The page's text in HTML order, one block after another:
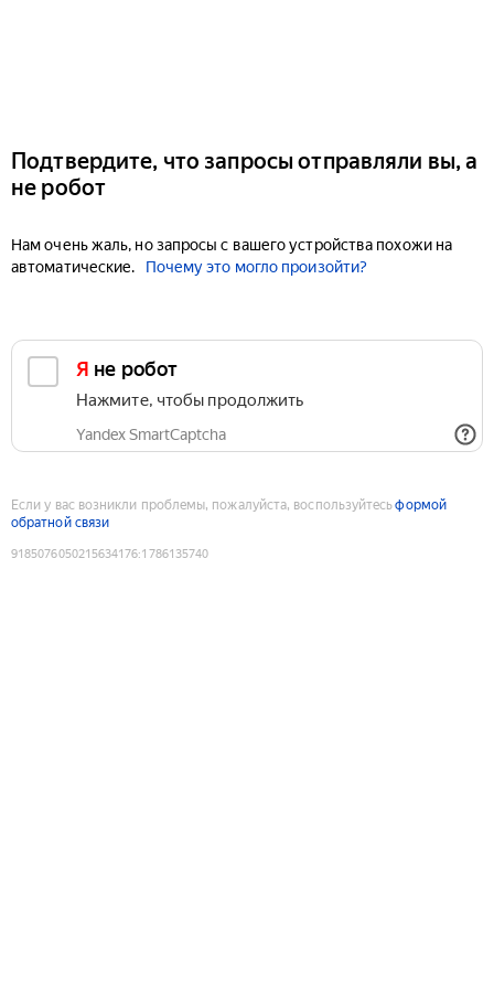
Подтвердите, что запросы отправляли вы, а
не робот
Нам очень жаль, но запросы с вашего устройства похожи на
автоматические.
Почему это могло произойти?
Я не робот
Нажмите, чтобы продолжить
Yandex SmartCaptcha
Если у вас возникли проблемы, пожалуйста, воспользуйтесьформой
обратной связи
9185076050215634176:1786135740